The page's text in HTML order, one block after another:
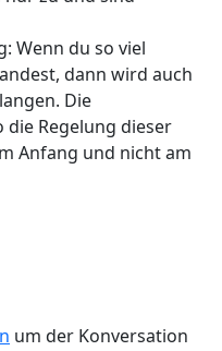
Wenn du so viel
dann wird auch
Die
die Regelung dieser
Anfang und nicht am
um der Konversation